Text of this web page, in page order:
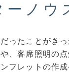
ーノウ
ったことがき
、客席照明の
フレットの作